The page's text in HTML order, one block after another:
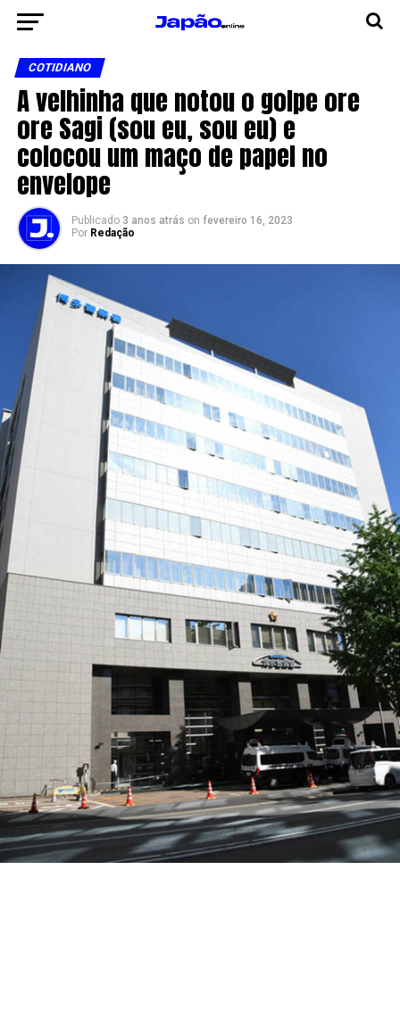
COTIDIANO
A velhinha que notou o golpe ore
ore Sagi (sou eu, sou eu) e
colocou um maço de papel no
envelope
Publicado 3 anos atrás on fevereiro 16, 2023
Por Redação